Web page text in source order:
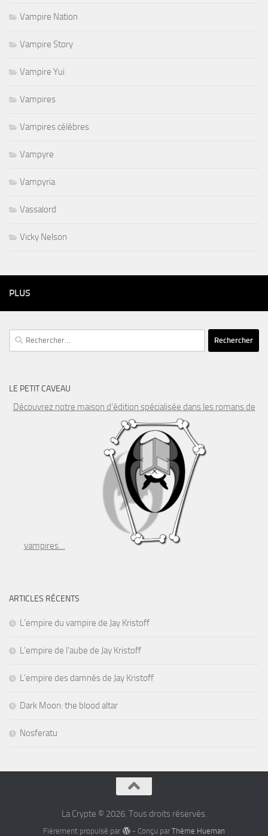
Vampire Nation
Vampire Story
Vampire Yui
Vampires
Vampires célèbres
Vampyre
Vampyria
Vassalord
Vicky Nelson
PLUS
Rechercher :
LE PETIT CAVEAU
Découvrez notre maison d’édition spécialisée dans les romans de
vampires…
ARTICLES RÉCENTS
L’empire du vampire de Jay Kristoff
L’empire de l’aube de Jay Kristoff
L’empire des damnés de Jay Kristoff
Dark Moon: the blood altar
Nosferatu
La Crypte © 2026. Tous droits réservés.
Fièrement propulsé par - Conçu par Thème Hueman